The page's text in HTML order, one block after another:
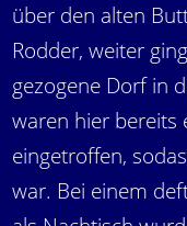
über den alten
Rodder, weiter
gezogene Dorf in
waren hier bereits
eingetroffen,
war. Bei einem